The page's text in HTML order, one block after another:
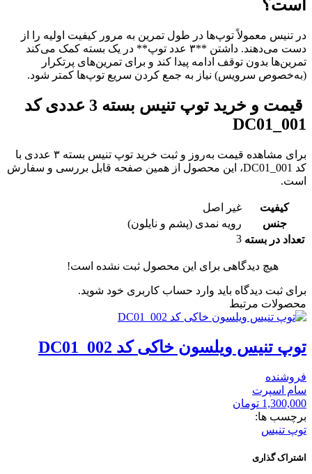
است؟
در تنیس معمولاً توپ‌ها در طول تمرین به مرور کیفیت اولیه را از
دست می‌دهند. داشتن **۳ عدد توپ** در یک بسته کمک می‌کند
تمرین‌ها بدون توقف ادامه پیدا کند و برای تمرین‌های پرتکرار
(به‌خصوص سرویس) نیاز به جمع کردن سریع توپ‌ها کمتر شود.
قیمت و خرید توپ تنیس بسته 3 عددی کد
DC01_001
برای مشاهده قیمت به‌روز و ثبت خرید توپ تنیس بسته ۳ عددی با
کد DC01_001، این محصول از همین صفحه قابل بررسی و سفارش
است.
کیفیت
غیر اصل
جنس
رویه نمدی (پشم و نایلون)
تعداد در بسته 3
هیچ دیدگاهی برای این محصول ثبت نشده است!
برای ثبت دیدگاه باید وارد حساب کاربری خود شوید.
محصولات مرتبط
توپ تنیس ویلسون خاکی کد DC01_002
فروشنده
سام اسپرت
1,300,000 تومان
برچسب ها:
توپ تنیس
اشتراک گذاری